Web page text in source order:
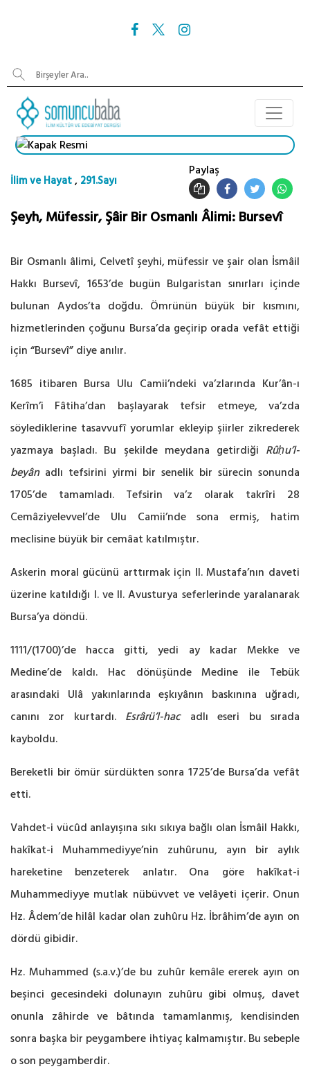
İlim ve Hayat, 291.Sayı
Paylaş
Şeyh, Müfessir, Şâir Bir Osmanlı Âlimi: Bursevî
Bir Osmanlı âlimi, Celvetî şeyhi, müfessir ve şair olan İsmâil
Hakkı Bursevî, 1653’de bugün Bulgaristan sınırları içinde
bulunan Aydos’ta doğdu. Ömrünün büyük bir kısmını,
hizmetlerinden çoğunu Bursa’da geçirip orada vefât ettiği
için “Bursevî” diye anılır.
1685 itibaren Bursa Ulu Camii’ndeki va’zlarında Kur’ân-ı
Kerîm’i Fâtiha’dan başlayarak tefsir etmeye, va’zda
söylediklerine tasavvufî yorumlar ekleyip şiirler zikrederek
yazmaya başladı. Bu şekilde meydana getirdiği Rûḥu’l-
beyânadlı tefsirini yirmi bir senelik bir sürecin sonunda
1705’de tamamladı. Tefsirin va’z olarak takrîri 28
Cemâziyelevvel’de Ulu Camii’nde sona ermiş, hatim
meclisine büyük bir cemâat katılmıştır.
Askerin moral gücünü arttırmak için II. Mustafa’nın daveti
üzerine katıldığı I. ve II. Avusturya seferlerinde yaralanarak
Bursa’ya döndü.
1111/(1700)’de hacca gitti, yedi ay kadar Mekke ve
Medine’de kaldı. Hac dönüşünde Medine ile Tebük
arasındaki Ulâ yakınlarında eşkıyânın baskınına uğradı,
canını zor kurtardı. Esrârü’l-hacadlı eseri bu sırada
kayboldu.
Bereketli bir ömür sürdükten sonra 1725’de Bursa’da vefât
etti.
Vahdet-i vücûd anlayışına sıkı sıkıya bağlı olan İsmâil Hakkı,
hakîkat-i Muhammediyye’nin zuhûrunu, ayın bir aylık
hareketine benzeterek anlatır. Ona göre hakîkat-i
Muhammediyye mutlak nübüvvet ve velâyeti içerir. Onun
Hz. Âdem’de hilâl kadar olan zuhûru Hz. İbrâhim’de ayın on
dördü gibidir.
Hz. Muhammed (s.a.v.)’de bu zuhûr kemâle ererek ayın on
beşinci gecesindeki dolunayın zuhûru gibi olmuş, davet
onunla zâhirde ve bâtında tamamlanmış, kendisinden
sonra başka bir peygambere ihtiyaç kalmamıştır. Bu sebeple
o son peygamberdir.